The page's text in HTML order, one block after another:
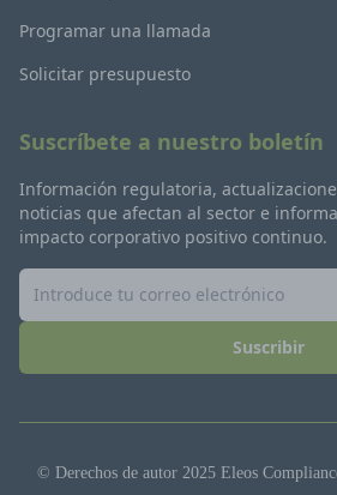
Programar una llamada
Solicitar presupuesto
Suscríbete a nuestro boletín
Información regulatoria,
noticias que afectan al sector e
impacto corporativo positivo continuo.
Suscribir
© Derechos de autor 2025 Eleos